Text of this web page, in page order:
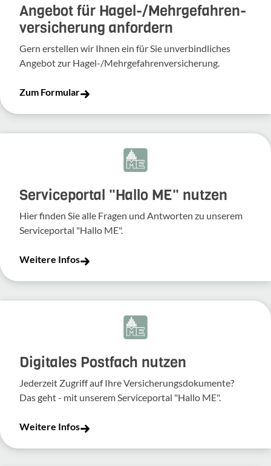
Angebot für Hagel-­/Mehrgefahren­
versicherung anfordern
Gern erstellen wir Ihnen ein für Sie unverbindliches
Angebot zur Hagel-/Mehrgefahrenversicherung.
Zum Formular
Serviceportal "Hallo ME" nutzen
Hier finden Sie alle Fragen und Antworten zu unserem
Serviceportal "Hallo ME".
Weitere Infos
Digitales Postfach nutzen
Jederzeit Zugriff auf Ihre Versicherungsdokumente?
Das geht - mit unserem Serviceportal "Hallo ME".
Weitere Infos